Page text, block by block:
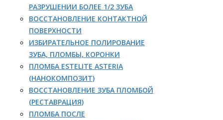
РАЗРУШЕНИИ БОЛЕЕ 1/2 ЗУБА
ВОССТАНОВЛЕНИЕ КОНТАКТНОЙ
ПОВЕРХНОСТИ
ИЗБИРАТЕЛЬНОЕ ПОЛИРОВАНИЕ
ЗУБА, ПЛОМБЫ, КОРОНКИ
ПЛОМБА ESTELITE ASTERIA
(НАНОКОМПОЗИТ)
ВОССТАНОВЛЕНИЕ ЗУБА ПЛОМБОЙ
(РЕСТАВРАЦИЯ)
ПЛОМБА ПОСЛЕ